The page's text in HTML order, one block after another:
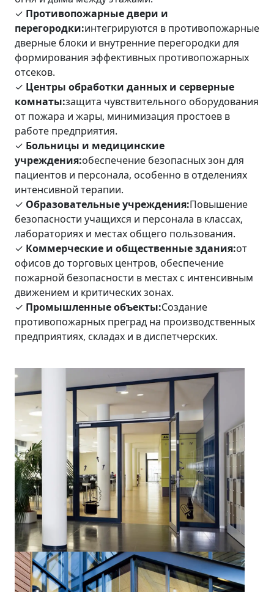
✓ Противопожарные двери и
перегородки:интегрируются в противопожарные
дверные блоки и внутренние перегородки для
формирования эффективных противопожарных
отсеков.
✓ Центры обработки данных и серверные
комнаты:защита чувствительного оборудования
от пожара и жары, минимизация простоев в
работе предприятия.
✓ Больницы и медицинские
учреждения:обеспечение безопасных зон для
пациентов и персонала, особенно в отделениях
интенсивной терапии.
✓ Образовательные учреждения:Повышение
безопасности учащихся и персонала в классах,
лабораториях и местах общего пользования.
✓ Коммерческие и общественные здания:от
офисов до торговых центров, обеспечение
пожарной безопасности в местах с интенсивным
движением и критических зонах.
✓ Промышленные объекты:Создание
противопожарных преград на производственных
предприятиях, складах и в диспетчерских.